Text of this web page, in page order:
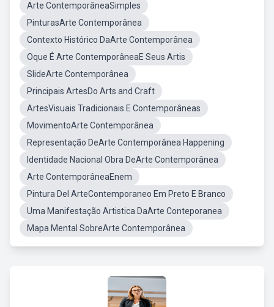
Arte ContemporâneaSimples
PinturasArte Contemporânea
Contexto Histórico DaArte Contemporânea
Oque É Arte ContemporâneaE Seus Artis
SlideArte Contemporânea
Principais ArtesDo Arts and Craft
ArtesVisuais Tradicionais E Contemporâneas
MovimentoArte Contemporânea
Representação DeArte Contemporânea Happening
Identidade Nacional Obra DeArte Contemporânea
Arte ContemporâneaEnem
Pintura Del ArteContemporaneo Em Preto E Branco
Uma Manifestação Artistica DaArte Conteporanea
Mapa Mental SobreArte Contemporânea